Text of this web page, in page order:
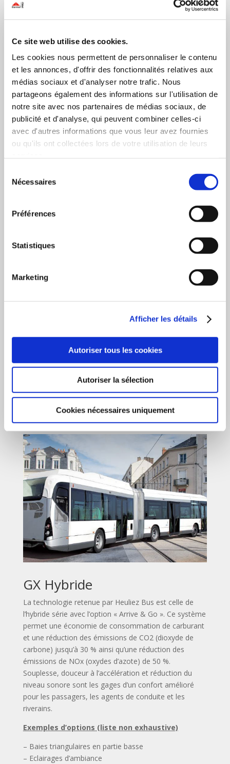
Ce site web utilise des cookies.
Les cookies nous permettent de personnaliser le contenu
et les annonces, d'offrir des fonctionnalités relatives aux
médias sociaux et d'analyser notre trafic. Nous
partageons également des informations sur l'utilisation de
notre site avec nos partenaires de médias sociaux, de
publicité et d'analyse, qui peuvent combiner celles-ci
avec d'autres informations que vous leur avez fournies
ou qu'ils ont collectées lors de votre utilisation de leurs
Nécessaires
Préférences
Statistiques
Marketing
Afficher les détails
Autoriser tous les cookies
Autoriser la sélection
Cookies nécessaires uniquement
– Baies panoramiques en partie basse
– Climatisation
Sur les modèles standard ou articulé de sa gamme GX,
HEULIEZ BUS propose des aménagements spécifiques
allant jusqu’au niveau de finition de concept BHNS (Bus
à Haut Niveau de Service). Ces personnalisations
pouvoir de séduction des autobus et contribuent à
valoriser l’image du transport urbain.
Exemples d’options (liste non exhaustive)
– Baies triangulaires en partie basse
– Carrosserie modulable : acrotères, carénage de
roues ou enjoliveurs de roues
– Soufflet d’articulation translucide
– Intégration d’écrans d’information et vidéo
– Port USB
GX Hybride
La technologie retenue par Heuliez Bus est celle de
l’hybride série avec l’option « Arrive & Go ». Ce système
permet une économie de consommation de carburant
et une réduction des émissions de CO2 (dioxyde de
carbone) jusqu’à 30 % ainsi qu’une réduction des
émissions de NOx (oxydes d’azote) de 50 %.
Souplesse, douceur à l’accélération et réduction du
niveau sonore sont les gages d’un confort amélioré
pour les passagers, les agents de conduite et les
riverains.
Exemples d’options (liste non exhaustive)
– Baies triangulaires en partie basse
– Eclairages d’ambiance